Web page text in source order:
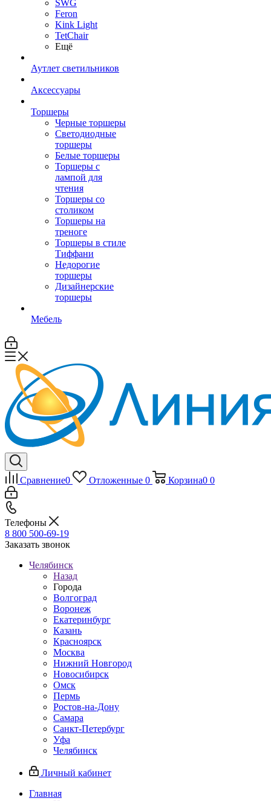
SWG
Feron
Kink Light
TetСhair
Ещё
Аутлет светильников
Аксессуары
Торшеры
Черные торшеры
Светодиодные
торшеры
Белые торшеры
Торшеры с
лампой для
чтения
Торшеры со
столиком
Торшеры на
треноге
Торшеры в стиле
Тиффани
Недорогие
торшеры
Дизайнерские
торшеры
Мебель
Сравнение0 Отложенные 0 Корзина0 0
Телефоны
8 800 500-69-19
Заказать звонок
Челябинск
Назад
Города
Волгоград
Воронеж
Екатеринбург
Казань
Красноярск
Москва
Нижний Новгород
Новосибирск
Омск
Пермь
Ростов-на-Дону
Самара
Санкт-Петербург
Уфа
Челябинск
Личный кабинет
Главная